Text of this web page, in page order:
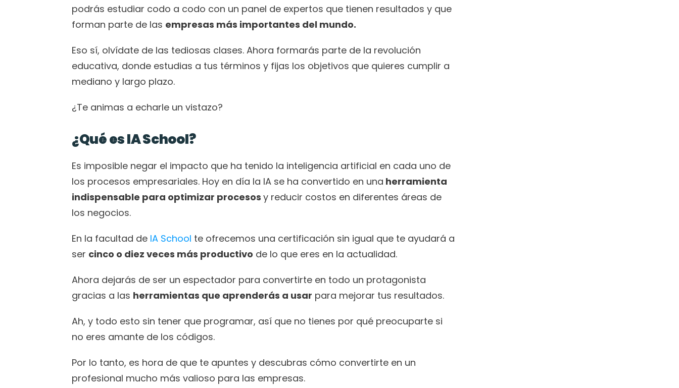
podrás estudiar codo a codo con un panel de expertos que tienen resultados y que
forman parte de las empresas más importantes del mundo.
Eso sí, olvídate de las tediosas clases. Ahora formarás parte de la revolución
educativa, donde estudias a tus términos y fijas los objetivos que quieres cumplir a
mediano y largo plazo.
¿Te animas a echarle un vistazo?
¿Qué es IA School?
Es imposible negar el impacto que ha tenido la inteligencia artificial en cada uno de
los procesos empresariales. Hoy en día la IA se ha convertido en una herramienta
indispensable para optimizar procesos y reducir costos en diferentes áreas de
los negocios.
En la facultad de IA School te ofrecemos una certificación sin igual que te ayudará a
ser cinco o diez veces más productivo de lo que eres en la actualidad.
Ahora dejarás de ser un espectador para convertirte en todo un protagonista
gracias a las herramientas que aprenderás a usar para mejorar tus resultados.
Ah, y todo esto sin tener que programar, así que no tienes por qué preocuparte si
no eres amante de los códigos.
Por lo tanto, es hora de que te apuntes y descubras cómo convertirte en un
profesional mucho más valioso para las empresas.